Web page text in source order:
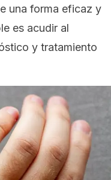
una forma eficaz y
es acudir al
y tratamiento